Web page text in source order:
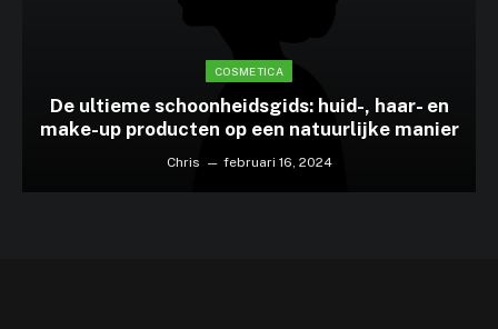
COSMETICA
De ultieme schoonheidsgids: huid-, haar- en
make-up producten op een natuurlijke manier
Chris februari 16, 2024